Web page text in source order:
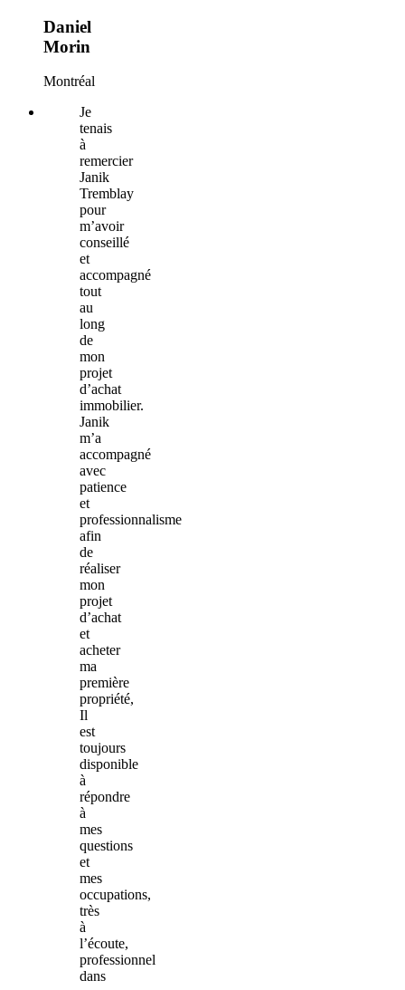
Daniel
Morin
Montréal
Je
tenais
à
remercier
Janik
Tremblay
pour
m’avoir
conseillé
et
accompagné
tout
au
long
de
mon
projet
d’achat
immobilier.
Janik
m’a
accompagné
avec
patience
et
professionnalisme
afin
de
réaliser
mon
projet
d’achat
et
acheter
ma
première
propriété,
Il
est
toujours
disponible
à
répondre
à
mes
questions
et
mes
occupations,
très
à
l’écoute,
professionnel
dans